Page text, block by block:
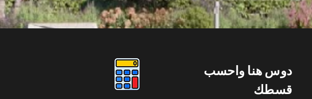
دوس هنا واحسب
قسطك